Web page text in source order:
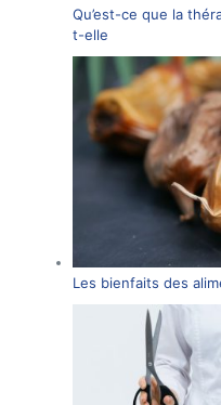
Qu’est-ce que la
t-elle
Les bienfaits des